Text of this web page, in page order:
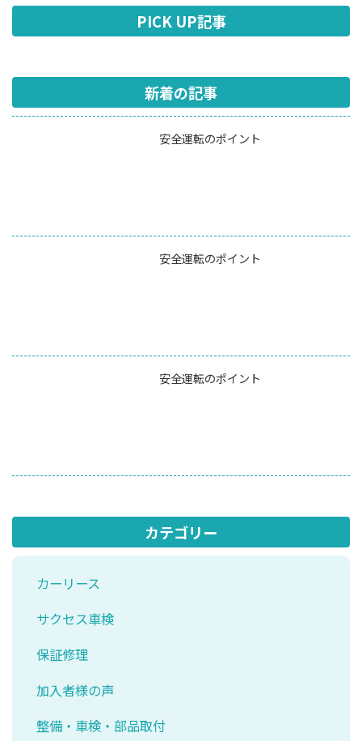
PICK UP記事
新着の記事
安全運転のポイント
安全運転のポイント
安全運転のポイント
カテゴリー
カーリース
サクセス車検
保証修理
加入者様の声
整備・車検・部品取付